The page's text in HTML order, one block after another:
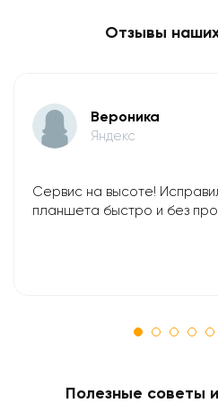
Отзывы
Вероника
Яндекс
Сервис на высоте!
планшета быстро и без
Полезные советы